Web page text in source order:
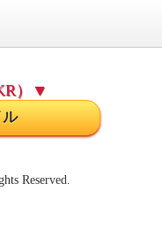
）▼
Reserved.